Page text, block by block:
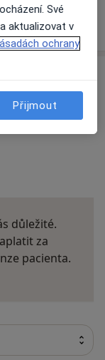
důležité.
za
pacienta.
Své
aktualizovat v
ochrany
Přijmout